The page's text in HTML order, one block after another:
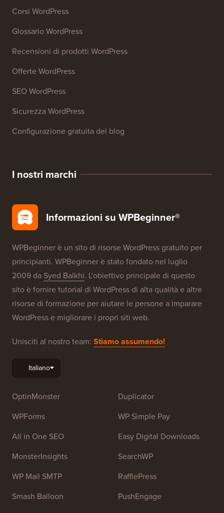
Corsi WordPress
Glossario WordPress
Recensioni di prodotti WordPress
Offerte WordPress
SEO WordPress
Sicurezza WordPress
Configurazione gratuita del blog
I nostri marchi
Informazioni su WPBeginner®
WPBeginner è un sito di risorse WordPress gratuito per
principianti. WPBeginner è stato fondato nel luglio
2009 da Syed Balkhi. L'obiettivo principale di questo
sito è fornire tutorial di WordPress di alta qualità e altre
risorse di formazione per aiutare le persone a imparare
WordPress e migliorare i propri siti web.
Unisciti al nostro team: Stiamo assumendo!
OptinMonster
WPForms
All in One SEO
MonsterInsights
WP Mail SMTP
Smash Balloon
Duplicator
WP Simple Pay
Easy Digital Downloads
SearchWP
RafflePress
PushEngage